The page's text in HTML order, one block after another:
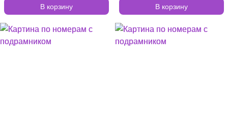
В корзину В корзину